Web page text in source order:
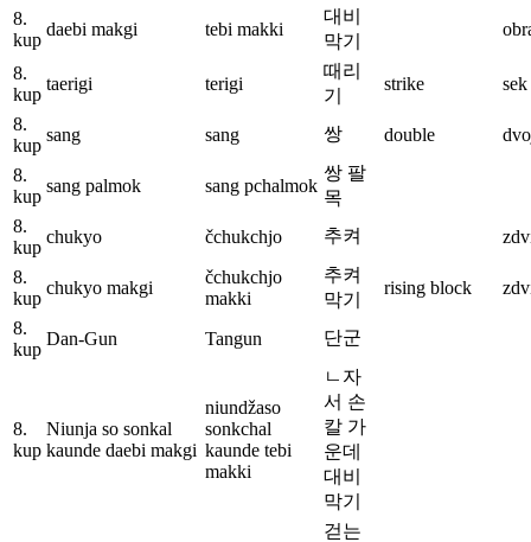
8.
kup
daebi makgi tebi makki
대비
막기
8.
kup
taerigi terigi
때리
기
strike
sek
8.
kup
sang sang 쌍 double
8.
kup
sang palmok sang pchalmok
쌍 팔
목
8.
kup
chukyo čchukchjo 추켜
8.
kup
chukyo makgi
čchukchjo
makki
추켜
막기
rising block
8.
kup
Dan-Gun Tangun 단군
8.
kup
Niunja so sonkal
kaunde daebi makgi
niundžaso
sonkchal
kaunde tebi
makki
ㄴ자
서 손
칼 가
운데
대비
막기
걷는